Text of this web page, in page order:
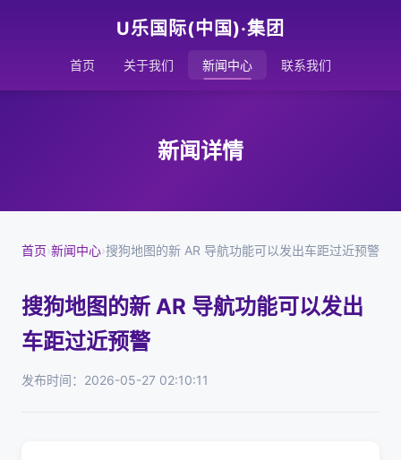
U乐国际(中国)·集团
首页 关于我们 新闻中心 联系我们
新闻详情
首页›新闻中心›搜狗地图的新 AR 导航功能可以发出车距过近预警
搜狗地图的新 AR 导航功能可以发出
车距过近预警
发布时间：2026-05-27 02:10:11